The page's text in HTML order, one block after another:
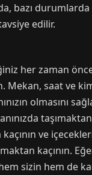
bazı
edilir.
her zaman
Mekan, saat
olmasını
ve
kaçının.
sizin hem de